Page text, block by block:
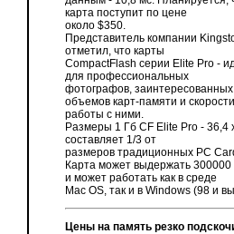
карта поступит по цене
около $350.
Представитель компании
отметил, что карты
CompactFlash серии Elite Pro -
для профессиональных
фотографов, заинтересованных
объемов карт-памяти и скорости
работы с ними.
Размеры 1 Гб CF Elite Pro - 36,4
составляет 1/3 от
размеров традиционных PC
Карта может выдержать 300000
и может работать как в среде
Mac OS, так и в Windows (98 и
Цены на память резко